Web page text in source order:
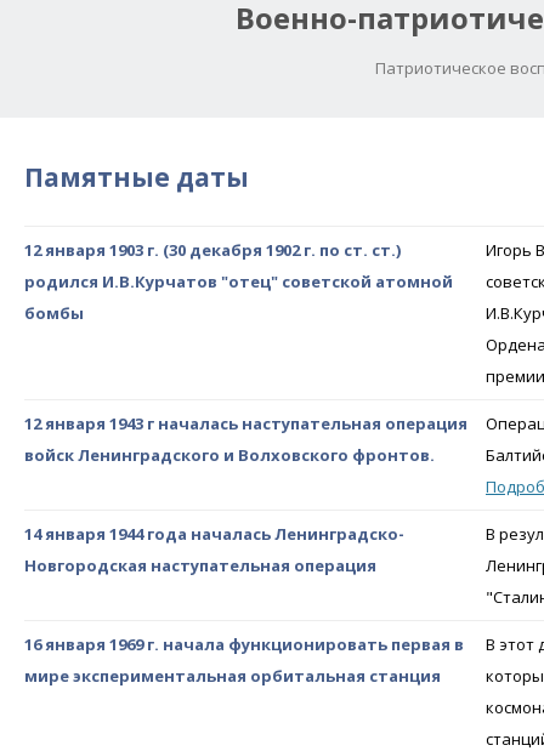
Военно-
Патриотическое
Памятные даты
12 января 1903 г. (30 декабря 1902 г. по ст. ст.)
родился И.В.Курчатов "отец" советской атомной
бомбы
Игорь
12 января 1943 г началась наступательная операция
войск Ленинградского и Волховского фронтов.
14 января 1944 года началась Ленинградско-
Новгородская наступательная операция
В
16 января 1969 г. начала функционировать первая в
мире экспериментальная орбитальная станция
В этот